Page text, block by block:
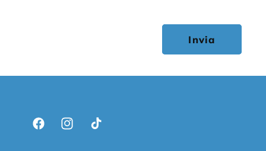
Invia
FacebookInstagramTikTok